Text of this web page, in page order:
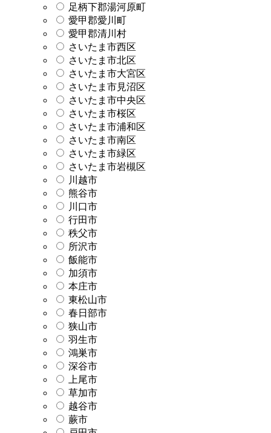
足柄下郡湯河原町
愛甲郡愛川町
愛甲郡清川村
さいたま市西区
さいたま市北区
さいたま市大宮区
さいたま市見沼区
さいたま市中央区
さいたま市桜区
さいたま市浦和区
さいたま市南区
さいたま市緑区
さいたま市岩槻区
川越市
熊谷市
川口市
行田市
秩父市
所沢市
飯能市
加須市
本庄市
東松山市
春日部市
狭山市
羽生市
鴻巣市
深谷市
上尾市
草加市
越谷市
蕨市